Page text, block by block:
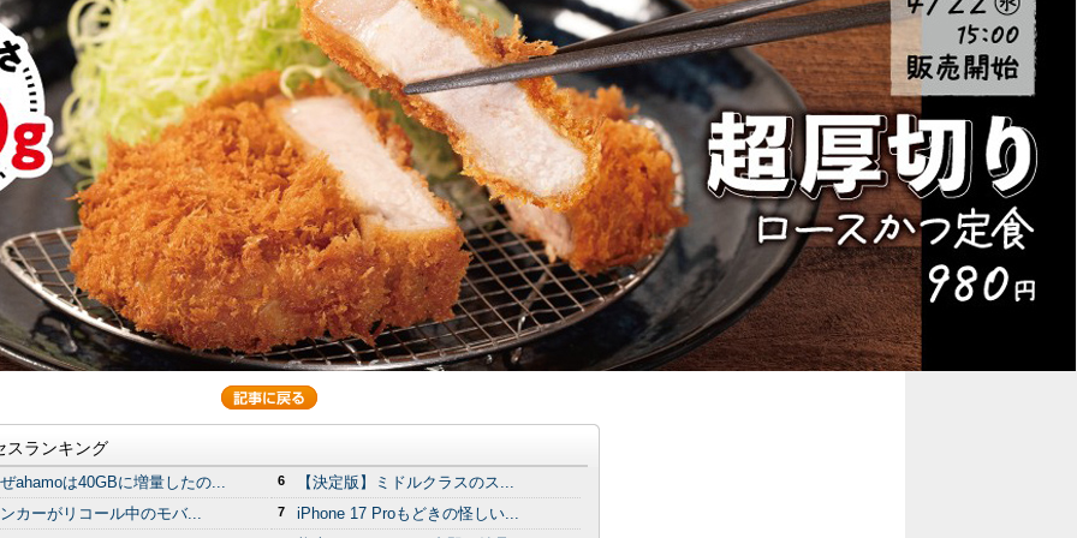
スランキング
ahamoは40GBに増量したの...
カーがリコール中のモバ...
6 【決定版】ミドルクラスのス...
7 iPhone 17 Proもどきの怪しい...